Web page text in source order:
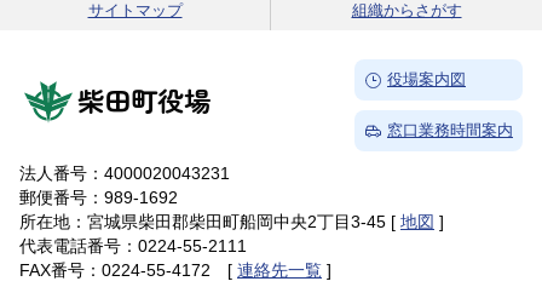
サイトマップ 組織からさがす
柴田町役場
→
役場案内図
→
窓口業務時間案内
法人番号：4000020043231
郵便番号：989-1692
所在地：宮城県柴田郡柴田町船岡中央2丁目3-45 [ 地図 ]
代表電話番号：0224-55-2111
FAX番号：0224-55-4172 [ 連絡先一覧 ]